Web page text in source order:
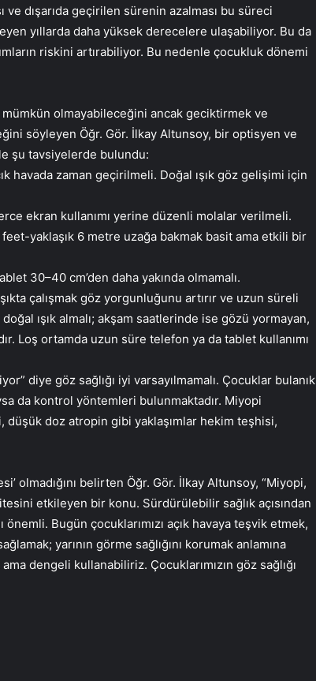
dışarıda geçirilen sürenin azalması bu süreci
yıllarda daha yüksek derecelere ulaşabiliyor. Bu da
riskini artırabiliyor. Bu nedenle çocukluk dönemi
olmayabileceğini ancak geciktirmek ve
söyleyen Öğr. Gör. İlkay Altunsoy, bir optisyen ve
şu tavsiyelerde bulundu:
havada zaman geçirilmeli. Doğal ışık göz gelişimi için
ekran kullanımı yerine düzenli molalar verilmeli.
yaklaşık 6 metre uzağa bakmak basit ama etkili bir
30–40 cm’den daha yakında olmamalı.
çalışmak göz yorgunluğunu artırır ve uzun süreli
doğal ışık almalı; akşam saatlerinde ise gözü yormayan,
Loş ortamda uzun süre telefon ya da tablet kullanımı
diye göz sağlığı iyi varsayılmamalı. Çocuklar bulanık
da kontrol yöntemleri bulunmaktadır. Miyopi
doz atropin gibi yaklaşımlar hekim teşhisi,
olmadığını belirten Öğr. Gör. İlkay Altunsoy, “Miyopi,
etkileyen bir konu. Sürdürülebilir sağlık açısından
önemli. Bugün çocuklarımızı açık havaya teşvik etmek,
yarının görme sağlığını korumak anlamına
dengeli kullanabiliriz. Çocuklarımızın göz sağlığı